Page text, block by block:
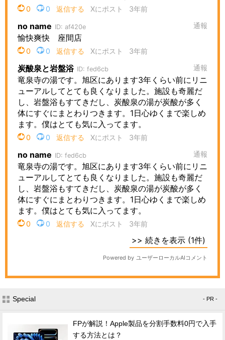
Special - PR -
FPが解説！Apple製品を分割手数料0円で入手
する方法とは？